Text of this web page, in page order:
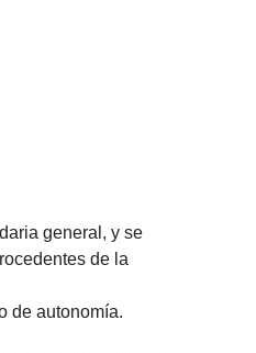
general, y se
de la
de autonomía.